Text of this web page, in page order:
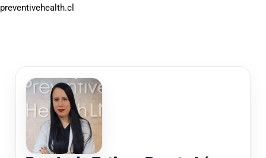
preventivehealth.cl